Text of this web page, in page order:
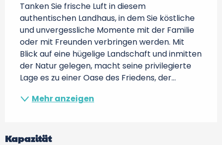
Tanken Sie frische Luft in diesem
authentischen Landhaus, in dem Sie köstliche
und unvergessliche Momente mit der Familie
oder mit Freunden verbringen werden. Mit
Blick auf eine hügelige Landschaft und inmitten
der Natur gelegen, macht seine privilegierte
Lage es zu einer Oase des Friedens, der...
Mehr anzeigen
Kapazität